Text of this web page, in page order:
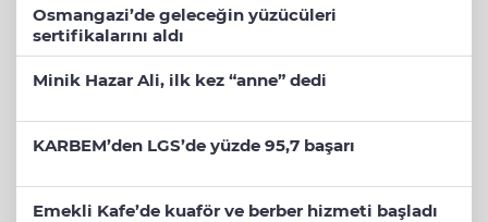
Osmangazi’de geleceğin yüzücüleri
sertifikalarını aldı
Minik Hazar Ali, ilk kez “anne” dedi
KARBEM’den LGS’de yüzde 95,7 başarı
Emekli Kafe’de kuaför ve berber hizmeti başladı